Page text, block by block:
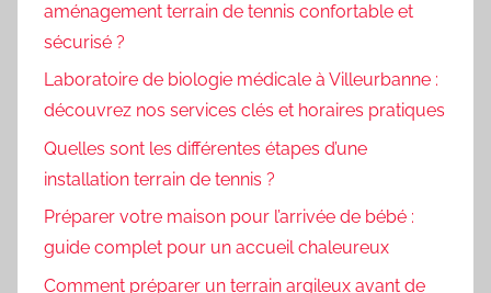
aménagement terrain de tennis confortable et
sécurisé ?
Laboratoire de biologie médicale à Villeurbanne :
découvrez nos services clés et horaires pratiques
Quelles sont les différentes étapes d’une
installation terrain de tennis ?
Préparer votre maison pour l’arrivée de bébé :
guide complet pour un accueil chaleureux
Comment préparer un terrain argileux avant de